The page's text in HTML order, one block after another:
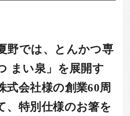
野では、とんかつ専
まい泉」を展開す
式会社様の創業60周
、特別仕様のお箸を